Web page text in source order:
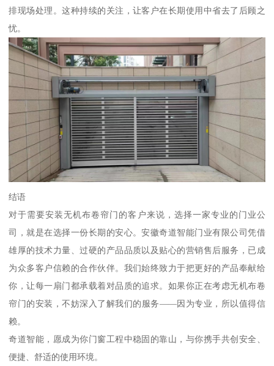
排现场处理。这种持续的关注，让客户在长期使用中省去了后顾之
忧。
结语
对于需要安装无机布卷帘门的客户来说，选择一家专业的门业公
司，就是在选择一份长期的安心。安徽奇道智能门业有限公司凭借
雄厚的技术力量、过硬的产品品质以及贴心的营销售后服务，已成
为众多客户信赖的合作伙伴。我们始终致力于把更好的产品奉献给
你，让每一扇门都承载着对品质的追求。如果你正在考虑无机布卷
帘门的安装，不妨深入了解我们的服务——因为专业，所以值得信
赖。
奇道智能，愿成为你门窗工程中稳固的靠山，与你携手共创安全、
便捷、舒适的使用环境。